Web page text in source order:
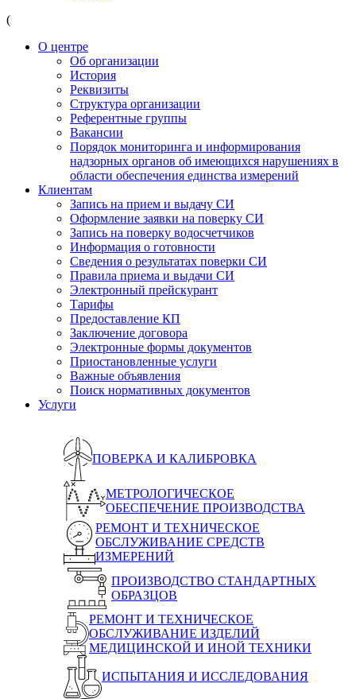
(
О центре
Об организации
История
Реквизиты
Структура организации
Референтные группы
Вакансии
Порядок мониторинга и информирования
надзорных органов об имеющихся нарушениях в
области обеспечения единства измерений
Клиентам
Запись на прием и выдачу СИ
Оформление заявки на поверку СИ
Запись на поверку водосчетчиков
Информация о готовности
Сведения о результатах поверки СИ
Правила приема и выдачи СИ
Электронный прейскурант
Тарифы
Предоставление КП
Заключение договора
Электронные формы документов
Приостановленные услуги
Важные объявления
Поиск нормативных документов
Услуги
ПОВЕРКА И КАЛИБРОВКА
МЕТРОЛОГИЧЕСКОЕ
ОБЕСПЕЧЕНИЕ ПРОИЗВОДСТВА
РЕМОНТ И ТЕХНИЧЕСКОЕ
ОБСЛУЖИВАНИЕ СРЕДСТВ
ИЗМЕРЕНИЙ
ПРОИЗВОДСТВО СТАНДАРТНЫХ
ОБРАЗЦОВ
РЕМОНТ И ТЕХНИЧЕСКОЕ
ОБСЛУЖИВАНИЕ ИЗДЕЛИЙ
МЕДИЦИНСКОЙ И ИНОЙ ТЕХНИКИ
ИСПЫТАНИЯ И ИССЛЕДОВАНИЯ